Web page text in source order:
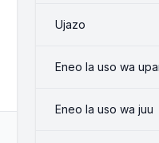
Ujazo
Eneo la uso wa
Eneo la uso wa juu